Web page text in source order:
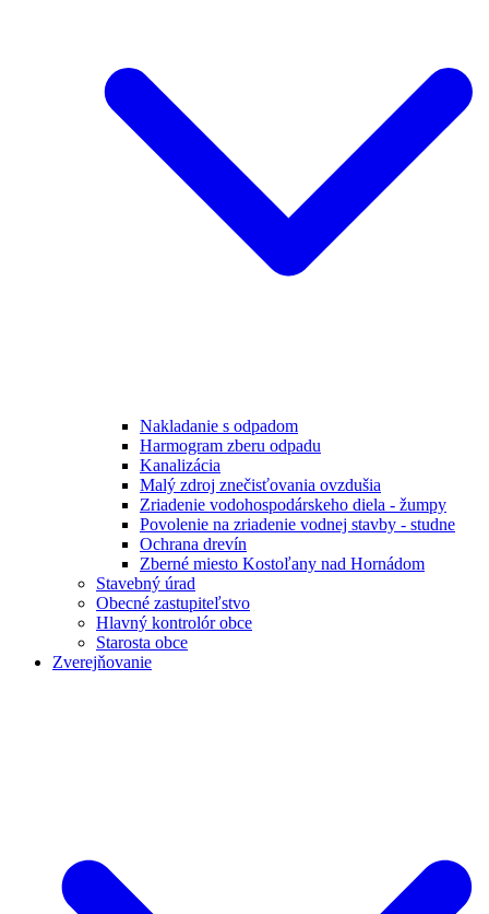
Nakladanie s odpadom
Harmogram zberu odpadu
Kanalizácia
Malý zdroj znečisťovania ovzdušia
Zriadenie vodohospodárskeho diela - žumpy
Povolenie na zriadenie vodnej stavby - studne
Ochrana drevín
Zberné miesto Kostoľany nad Hornádom
Stavebný úrad
Obecné zastupiteľstvo
Hlavný kontrolór obce
Starosta obce
Zverejňovanie